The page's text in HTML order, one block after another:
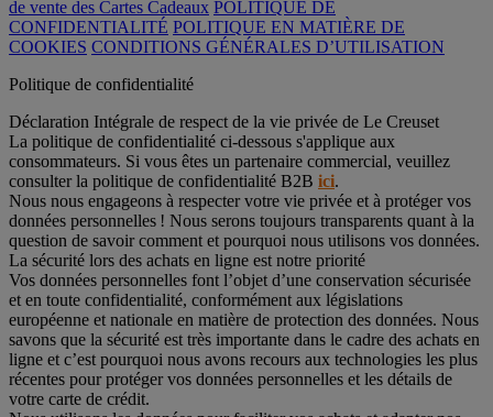
de vente des Cartes Cadeaux POLITIQUE DE
CONFIDENTIALITÉ POLITIQUE EN MATIÈRE DE
COOKIES CONDITIONS GÉNÉRALES D’UTILISATION
Politique de confidentialité
Déclaration Intégrale de respect de la vie privée de Le Creuset
La politique de confidentialité ci-dessous s'applique aux
consommateurs. Si vous êtes un partenaire commercial, veuillez
consulter la politique de confidentialité B2B ici.
Nous nous engageons à respecter votre vie privée et à protéger vos
données personnelles ! Nous serons toujours transparents quant à la
question de savoir comment et pourquoi nous utilisons vos données.
La sécurité lors des achats en ligne est notre priorité
Vos données personnelles font l’objet d’une conservation sécurisée
et en toute confidentialité, conformément aux législations
européenne et nationale en matière de protection des données. Nous
savons que la sécurité est très importante dans le cadre des achats en
ligne et c’est pourquoi nous avons recours aux technologies les plus
récentes pour protéger vos données personnelles et les détails de
votre carte de crédit.